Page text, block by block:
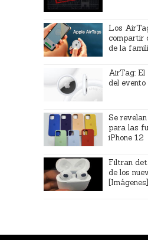
Los
compartir
de la
AirTag: El
del
Se
para las
iPhone 12
Filtran
de los
[Imágenes]